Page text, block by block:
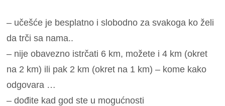
– učešće je besplatno i slobodno za svakoga ko želi
da trči sa nama..
– nije obavezno istrčati 6 km, možete i 4 km (okret
na 2 km) ili pak 2 km (okret na 1 km) – kome kako
odgovara …
– dođite kad god ste u mogućnosti